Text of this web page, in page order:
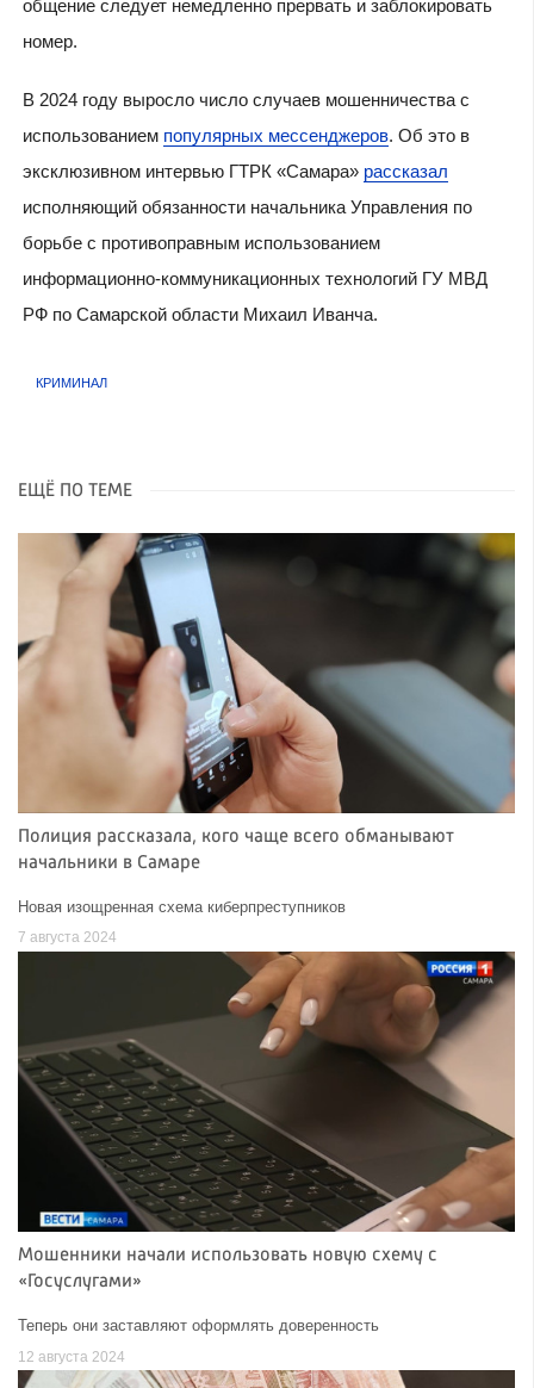
общение следует немедленно прервать и заблокировать
номер.
В 2024 году выросло число случаев мошенничества с
использованием популярных мессенджеров. Об это в
эксклюзивном интервью ГТРК «Самара» рассказал
исполняющий обязанности начальника Управления по
борьбе с противоправным использованием
информационно-коммуникационных технологий ГУ МВД
РФ по Самарской области Михаил Иванча.
КРИМИНАЛ
ЕЩЁ ПО ТЕМЕ
Полиция рассказала, кого чаще всего обманывают
начальники в Самаре
Новая изощренная схема киберпреступников
7 августа 2024
Мошенники начали использовать новую схему с
«Госуслугами»
Теперь они заставляют оформлять доверенность
12 августа 2024